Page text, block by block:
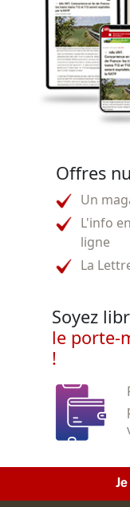
Offres
Un
L'info
ligne
La
Soyez
le porte-
!